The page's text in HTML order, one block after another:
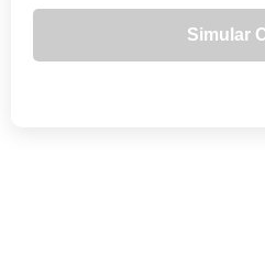
Simular